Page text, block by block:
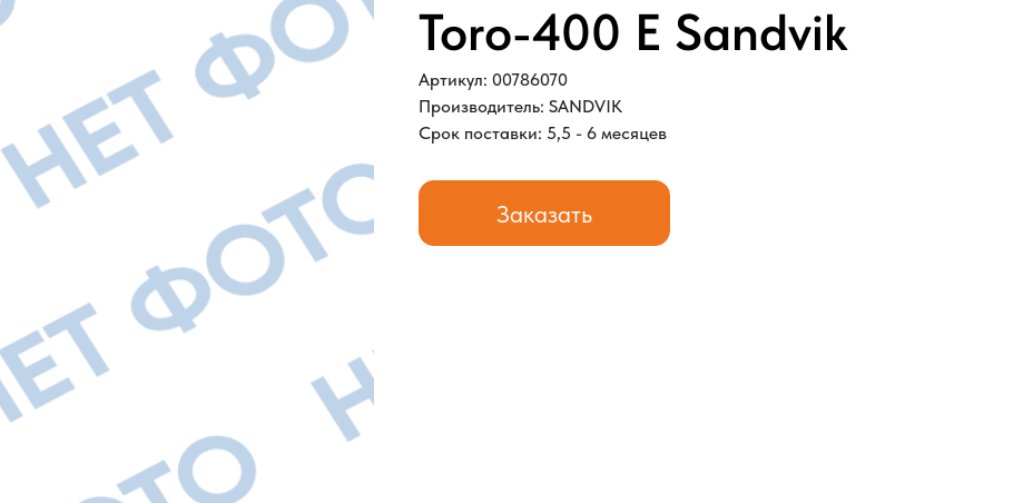
Toro-400 E Sandvik
Артикул: 00786070
Производитель: SANDVIK
Срок поставки: 5,5 - 6 месяцев
Заказать